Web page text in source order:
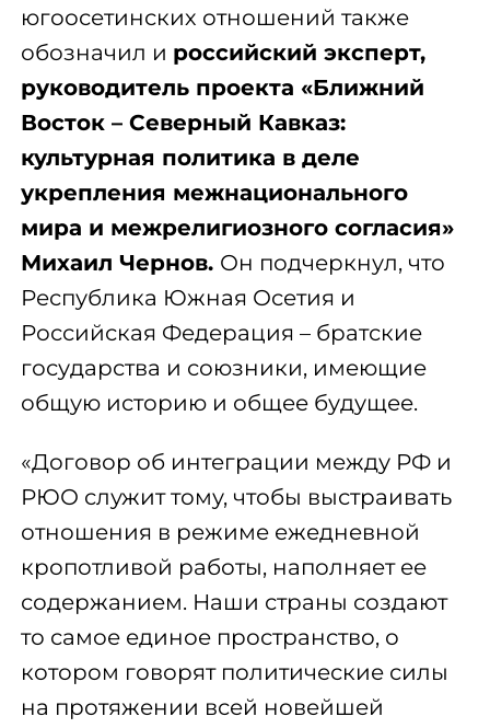
югоосетинских отношений также
обозначил и российский эксперт,
руководитель проекта «Ближний
Восток – Северный Кавказ:
культурная политика в деле
укрепления межнационального
мира и межрелигиозного согласия»
Михаил Чернов. Он подчеркнул, что
Республика Южная Осетия и
Российская Федерация – братские
государства и союзники, имеющие
общую историю и общее будущее.
«Договор об интеграции между РФ и
РЮО служит тому, чтобы выстраивать
отношения в режиме ежедневной
кропотливой работы, наполняет ее
содержанием. Наши страны создают
то самое единое пространство, о
котором говорят политические силы
на протяжении всей новейшей